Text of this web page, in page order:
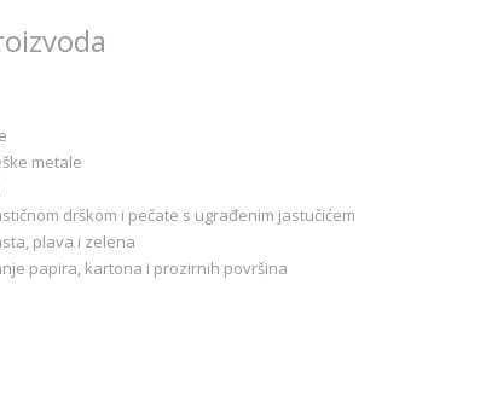
metale
drškom i pečate s ugrađenim jastučićem
plava i zelena
papira, kartona i prozirnih površina